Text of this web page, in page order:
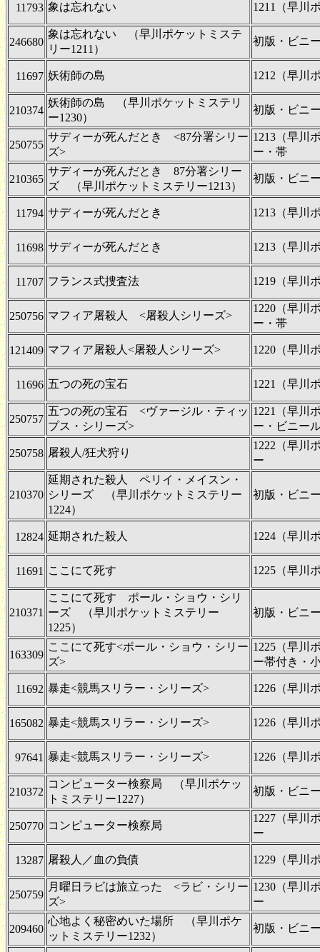
11793 象は忘れない 1211（早川
246680
象は忘れない （早川ポケットミステ
リー1211）
初版・ビニ
11697 妖術師の島 1212（早川
210374
妖術師の島 （早川ポケットミステリ
ー1230）
初版・ビニ
250755
サディーが死んだとき <87分署シリー
ズ>
1213（早川
ー・帯
210365
サディーが死んだとき 87分署シリー
ズ （早川ポケットミステリー1213）
初版・ビニ
11794 サディーが死んだとき 1213（早川
11698 サディーが死んだとき 1213（早川
11707 フランス式捜査法 1219（早川
250756 マフィア屠殺人 <屠殺人シリーズ>
1220（早川
ー・帯
121409 マフィア屠殺人<屠殺人シリーズ> 1220（早川
11696 五つの死の宝石 1221（早川
250757
五つの死の宝石 <ヴァージル・ティッ
プス・シリーズ>
1221（早川
ー・ビニー
250758 屠殺人/狂犬狩り
1222（早川
ー
210370
延期された殺人 ペリイ・メイスン・
シリーズ （早川ポケットミステリー
1224）
初版・ビニ
12824 延期された殺人 1224（早川
11691 ここにて死す 1225（早川
210371
ここにて死す ポール・ショウ・シリ
ーズ （早川ポケットミステリー
1225）
初版・ビニ
163309
ここにて死す<ポール・ショウ・シリー
ズ>
1225（早川
ー帯付き・
11692 暴走<競馬スリラー・シリーズ> 1226（早川
165082 暴走<競馬スリラー・シリーズ> 1226（早川
97641 暴走<競馬スリラー・シリーズ> 1226（早川
210372
コンピューター検察局 （早川ポケッ
トミステリー1227）
初版・ビニ
250770 コンピューター検察局
1227（早川
ー
13287 屠殺人／血の負債 1229（早川
250759
月曜日ラビは旅立った <ラビ・シリー
ズ>
1230（早川
ー
209460
心地よく秘密めいた場所 （早川ポケ
ットミステリー1232）
初版・ビニ